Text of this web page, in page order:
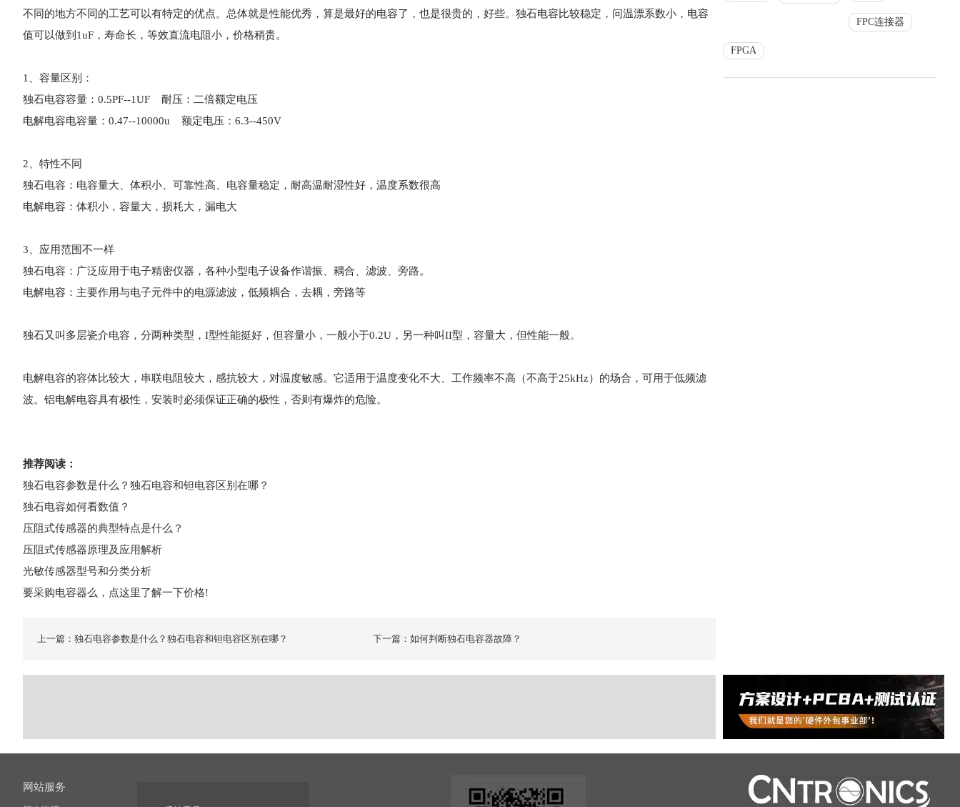
不同的地方不同的工艺可以有特定的优点。总体就是性能优秀，算是最好的电容了，也是很贵的，好些。独石电容比较稳定，问温漂系数小，电容
值可以做到1uF，寿命长，等效直流电阻小，价格稍贵。
1、容量区别：
独石电容容量：0.5PF--1UF 耐压：二倍额定电压
电解电容电容量：0.47--10000u 额定电压：6.3--450V
2、特性不同
独石电容：电容量大、体积小、可靠性高、电容量稳定，耐高温耐湿性好，温度系数很高
电解电容：体积小，容量大，损耗大，漏电大
3、应用范围不一样
独石电容：广泛应用于电子精密仪器，各种小型电子设备作谐振、耦合、滤波、旁路。
电解电容：主要作用与电子元件中的电源滤波，低频耦合，去耦，旁路等
独石又叫多层瓷介电容，分两种类型，I型性能挺好，但容量小，一般小于0.2U，另一种叫II型，容量大，但性能一般。
电解电容的容体比较大，串联电阻较大，感抗较大，对温度敏感。它适用于温度变化不大、工作频率不高（不高于25kHz）的场合，可用于低频滤
波。铝电解电容具有极性，安装时必须保证正确的极性，否则有爆炸的危险。
推荐阅读：
独石电容参数是什么？独石电容和钽电容区别在哪？
独石电容如何看数值？
压阻式传感器的典型特点是什么？
压阻式传感器原理及应用解析
光敏传感器型号和分类分析
要采购电容器么，点这里了解一下价格!
上一篇：独石电容参数是什么？独石电容和钽电容区别在哪？ 下一篇：如何判断独石电容器故障？
FPC连接器
FPGA
网站服务